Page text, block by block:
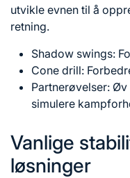
utvikle evnen til å
retning.
Shadow swings:
Cone drill:
Partnerøvelser:
simulere
Vanlige
løsninger